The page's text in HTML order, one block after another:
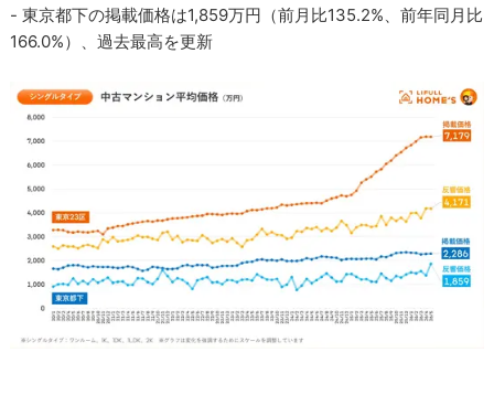
- 東京都下の掲載価格は1,859万円（前月比135.2%、前年同月比
166.0%）、過去最高を更新